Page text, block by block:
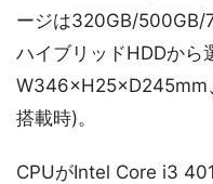
ージは320GB/500GB/
ハイブリッドHDDから
W346×H25×D245mm
搭載時)。
CPUがIntel Core i3